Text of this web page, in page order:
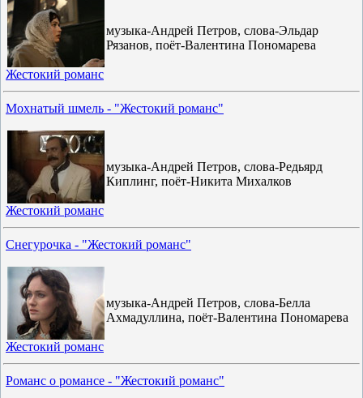
музыка-Андрей Петров, слова-Эльдар
Рязанов, поёт-Валентина Пономарева
Жестокий романс
Мохнатый шмель - "Жестокий романс"
музыка-Андрей Петров, слова-Редьярд
Киплинг, поёт-Никита Михалков
Жестокий романс
Снегурочка - "Жестокий романс"
музыка-Андрей Петров, слова-Белла
Ахмадуллина, поёт-Валентина Пономарева
Жестокий романс
Романс о романсе - "Жестокий романс"